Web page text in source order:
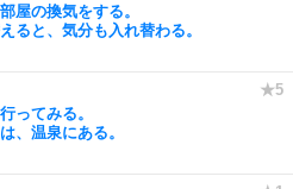
屋の換気をする。
ると、気分も入れ替わる。
ってみる。
、温泉にある。